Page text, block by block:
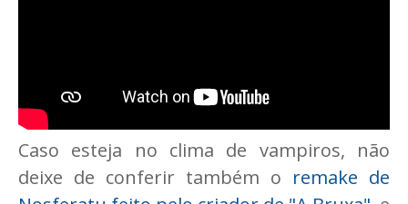
Caso esteja no clima de vampiros, não
deixe de conferir também o remake de